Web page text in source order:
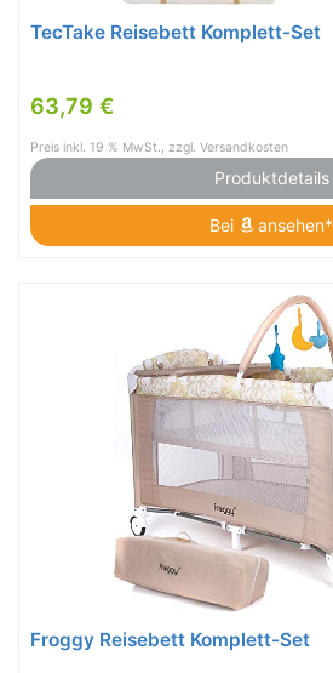
TecTake Reisebett Komplett-Set
63,79 €
Preis inkl. 19 % MwSt., zzgl. Versandkosten
Produktdetails
Bei ansehen*
Froggy Reisebett Komplett-Set